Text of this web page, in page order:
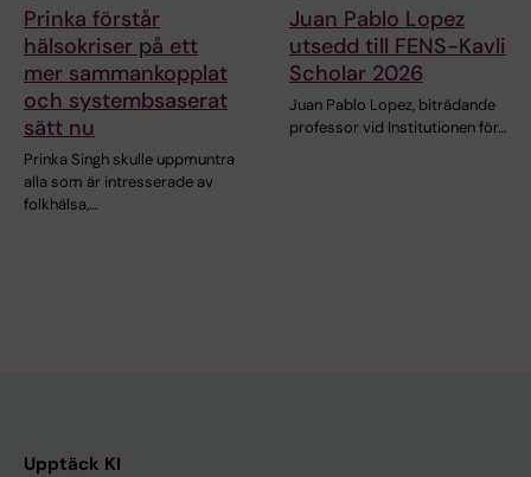
Prinka förstår
hälsokriser på ett
mer sammankopplat
och systembsaserat
sätt nu
Prinka Singh skulle uppmuntra
alla som är intresserade av
folkhälsa,…
Juan Pablo Lopez
utsedd till FENS-Kavli
Scholar 2026
Juan Pablo Lopez, biträdande
professor vid Institutionen för…
Upptäck KI